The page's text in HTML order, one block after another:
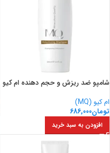
شامپو ضد ریزش و حجم دهنده ام کیو
ام کیو (MQ)
تومان686,000
افزودن به سبد خرید